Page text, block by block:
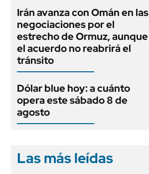
Irán avanza con Omán en las
negociaciones por el
estrecho de Ormuz, aunque
el acuerdo no reabrirá el
tránsito
Dólar blue hoy: a cuánto
opera este sábado 8 de
agosto
Las más leídas